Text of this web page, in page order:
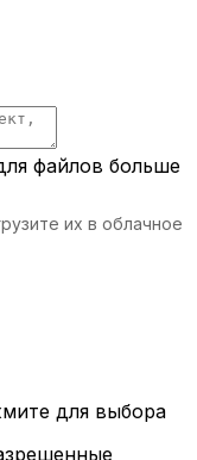
файлов больше
их в облачное
для выбора